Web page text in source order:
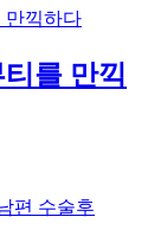
를 만끽